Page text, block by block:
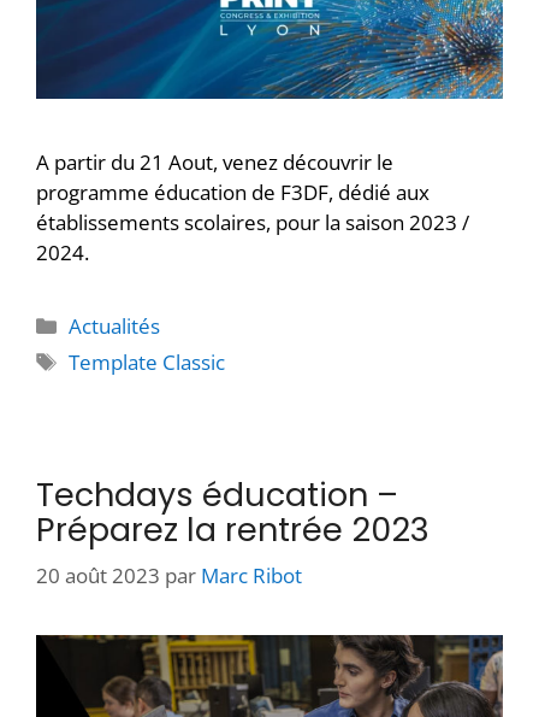
A partir du 21 Aout, venez découvrir le
programme éducation de F3DF, dédié aux
établissements scolaires, pour la saison 2023 /
2024.
Actualités
Template Classic
Techdays éducation –
Préparez la rentrée 2023
20 août 2023 par Marc Ribot